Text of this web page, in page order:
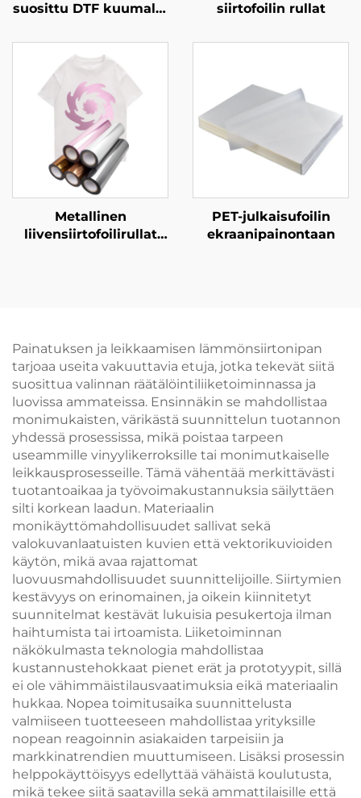
suosittu DTF kuumalla
pudotusliima PET-
kuva pudahtaa
lämpösiirron
tulostukselle
vaatteisiin
siirtofoilin rullat
Metallinen
liivensiirtofoilirullat
PET-julkaisufoilin
ekraanipainontaan
Painatuksen ja leikkaamisen lämmönsiirtonipan
tarjoaa useita vakuuttavia etuja, jotka tekevät siitä
suosittua valinnan räätälöintiliiketoiminnassa ja
luovissa ammateissa. Ensinnäkin se mahdollistaa
monimukaisten, värikästä suunnittelun tuotannon
yhdessä prosessissa, mikä poistaa tarpeen
useammille vinyylikerroksille tai monimutkaiselle
leikkausprosesseille. Tämä vähentää merkittävästi
tuotantoaikaa ja työvoimakustannuksia säilyttäen
silti korkean laadun. Materiaalin
monikäyttömahdollisuudet sallivat sekä
valokuvanlaatuisten kuvien että vektorikuvioiden
käytön, mikä avaa rajattomat
luovuusmahdollisuudet suunnittelijoille. Siirtymien
kestävyys on erinomainen, ja oikein kiinnitetyt
suunnitelmat kestävät lukuisia pesukertoja ilman
haihtumista tai irtoamista. Liiketoiminnan
näkökulmasta teknologia mahdollistaa
kustannustehokkaat pienet erät ja prototyypit, sillä
ei ole vähimmäistilausvaatimuksia eikä materiaalin
hukkaa. Nopea toimitusaika suunnittelusta
valmiiseen tuotteeseen mahdollistaa yrityksille
nopean reagoinnin asiakaiden tarpeisiin ja
markkinatrendien muuttumiseen. Lisäksi prosessin
helppokäyttöisyys edellyttää vähäistä koulutusta,
mikä tekee siitä saatavilla sekä ammattilaisille että